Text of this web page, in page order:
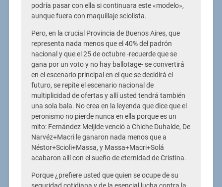
podría pasar con ella si continuara este «modelo»,
aunque fuera con maquillaje sciolista.
Pero, en la crucial Provincia de Buenos Aires, que
representa nada menos que el 40% del padrón
nacional y que el 25 de octubre -recuerde que se
gana por un voto y no hay ballotage- se convertirá
en el escenario principal en el que se decidirá el
futuro, se repite el escenario nacional de
multiplicidad de ofertas y allí usted tendrá también
una sola bala. No crea en la leyenda que dice que el
peronismo no pierde nunca en ella porque es un
mito: Fernández Meijide venció a Chiche Duhalde, De
Narvéz+Macri le ganaron nada menos que a
Néstor+Scioli+Massa, y Massa+Macri+Solá
acabaron allí con el sueño de eternidad de Cristina.
Porque ¿prefiere usted que quien se ocupe de su